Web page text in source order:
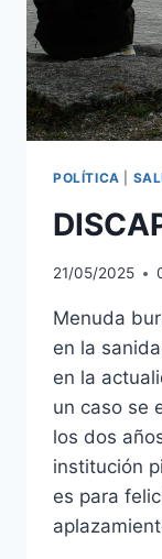
POLÍTICA
21/05/2025
Menuda
en la
en la
un caso se
los dos
institución
es para